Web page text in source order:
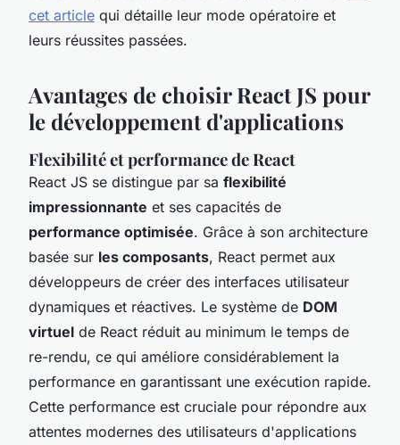
cet article qui détaille leur mode opératoire et
leurs réussites passées.
Avantages de choisir React JS pour
le développement d'applications
Flexibilité et performance de React
React JS se distingue par sa flexibilité
impressionnante et ses capacités de
performance optimisée. Grâce à son architecture
basée sur les composants, React permet aux
développeurs de créer des interfaces utilisateur
dynamiques et réactives. Le système de DOM
virtuel de React réduit au minimum le temps de
re-rendu, ce qui améliore considérablement la
performance en garantissant une exécution rapide.
Cette performance est cruciale pour répondre aux
attentes modernes des utilisateurs d'applications